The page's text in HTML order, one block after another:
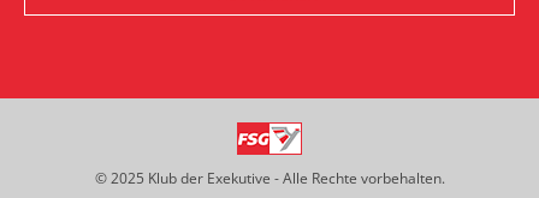
© 2025 Klub der Exekutive - Alle Rechte vorbehalten.